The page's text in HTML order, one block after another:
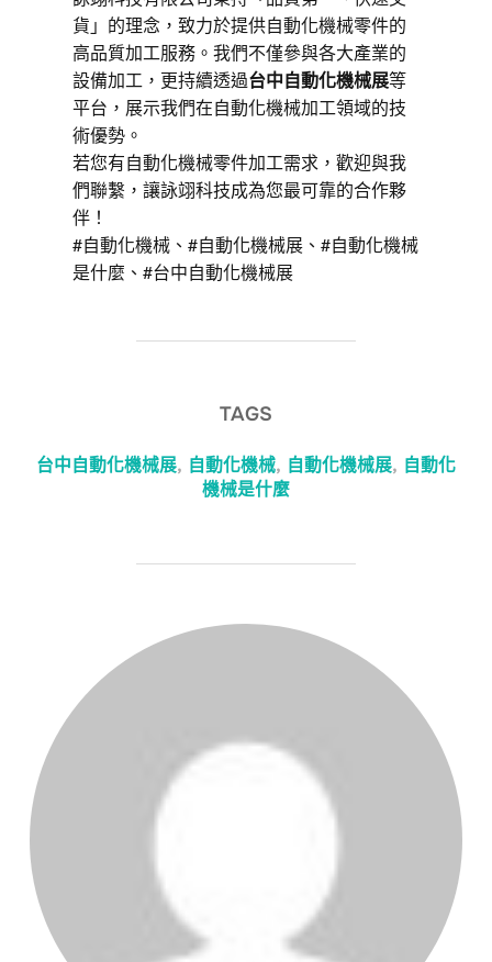
貨」的理念，致力於提供自動化機械零件的
高品質加工服務。我們不僅參與各大產業的
設備加工，更持續透過台中自動化機械展等
平台，展示我們在自動化機械加工領域的技
術優勢。
若您有自動化機械零件加工需求，歡迎與我
們聯繫，讓詠翊科技成為您最可靠的合作夥
伴！
#自動化機械、#自動化機械展、#自動化機械
是什麼、#台中自動化機械展
TAGS
台中自動化機械展, 自動化機械, 自動化機械展, 自動化
機械是什麼
POST AUTHOR